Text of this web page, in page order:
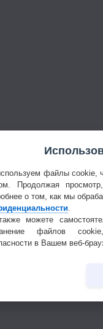
файлы cookie,
Продолжая
о том, как мы
можете
файлов
в Вашем веб-